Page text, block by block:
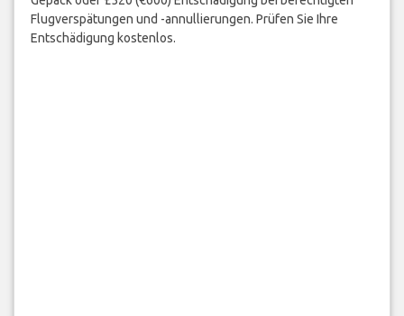
Flugverspätungen und -annullierungen. Prüfen Sie Ihre
Entschädigung kostenlos.